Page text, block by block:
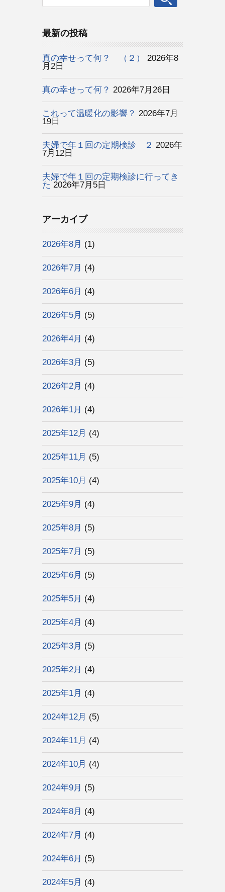
最新の投稿
真の幸せって何？ （２）
2026年8
月2日
真の幸せって何？ 2026年7月26日
これって温暖化の影響？ 2026年7月
19日
夫婦で年１回の定期検診 ２ 2026年
7月12日
夫婦で年１回の定期検診に行ってき
た 2026年7月5日
アーカイブ
2026年8月 (1)
2026年7月 (4)
2026年6月 (4)
2026年5月 (5)
2026年4月 (4)
2026年3月 (5)
2026年2月 (4)
2026年1月 (4)
2025年12月 (4)
2025年11月 (5)
2025年10月 (4)
2025年9月 (4)
2025年8月 (5)
2025年7月 (5)
2025年6月 (5)
2025年5月 (4)
2025年4月 (4)
2025年3月 (5)
2025年2月 (4)
2025年1月 (4)
2024年12月 (5)
2024年11月 (4)
2024年10月 (4)
2024年9月 (5)
2024年8月 (4)
2024年7月 (4)
2024年6月 (5)
2024年5月 (4)